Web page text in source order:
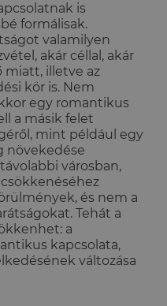
is
formálisak.
valamilyen
akár céllal, akár
miatt, illetve az
kör is. Nem
egy romantikus
a másik felet
mint például egy
növekedése
városban,
és nem a
Tehát a
a
kapcsolata,
változása